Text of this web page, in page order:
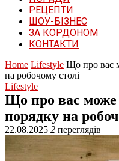
РЕЦЕПТИ
ШОУ-БІЗНЕС
ЗА КОРДОНОМ
КОНТАКТИ
Home Lifestyle Що про вас
на робочому столі
Lifestyle
Що про вас може
порядку на
22.08.2025 2 переглядів